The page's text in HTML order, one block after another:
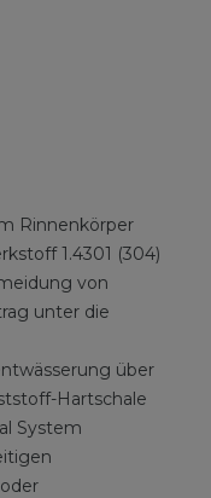
Rinnenkörper
1.4301 (304)
von
unter die
über
Hartschale
System